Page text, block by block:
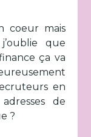
coeur mais
que
ça va
en
de
?